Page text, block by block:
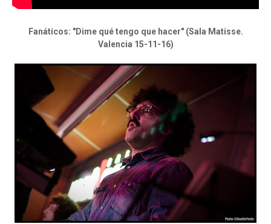
Fanáticos: "Dime qué tengo que hacer" (Sala Matisse.
Valencia 15-11-16)